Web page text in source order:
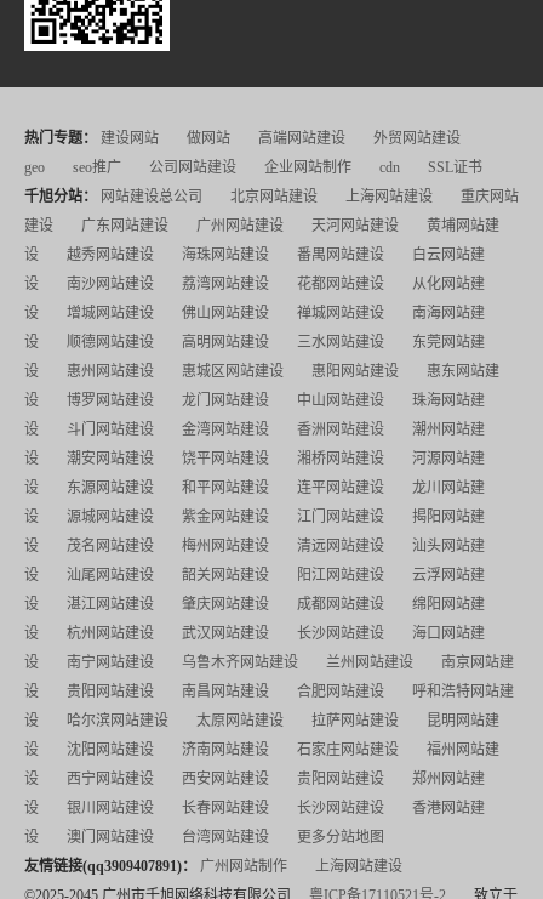
热门专题： 建设网站 做网站 高端网站建设
外贸网站建设
geo
seo推广 公司网站建设 企业网站制作 cdn
SSL证书
千旭分站：
网站建设总公司 北京网站建设 上海网站建设
重庆网站
建设
广东网站建设 广州网站建设 天河网站建设
黄埔网站建
设
越秀网站建设 海珠网站建设 番禺网站建设
白云网站建
设
南沙网站建设 荔湾网站建设 花都网站建设
从化网站建
设
增城网站建设 佛山网站建设 禅城网站建设
南海网站建
设
顺德网站建设 高明网站建设 三水网站建设
东莞网站建
设
惠州网站建设 惠城区网站建设 惠阳网站建设
惠东网站建
设
博罗网站建设 龙门网站建设 中山网站建设
珠海网站建
设
斗门网站建设 金湾网站建设 香洲网站建设
潮州网站建
设
潮安网站建设 饶平网站建设 湘桥网站建设
河源网站建
设
东源网站建设 和平网站建设 连平网站建设
龙川网站建
设
源城网站建设 紫金网站建设 江门网站建设
揭阳网站建
设
茂名网站建设 梅州网站建设 清远网站建设
汕头网站建
设
汕尾网站建设 韶关网站建设 阳江网站建设
云浮网站建
设
湛江网站建设 肇庆网站建设 成都网站建设
绵阳网站建
设
杭州网站建设 武汉网站建设 长沙网站建设
海口网站建
设
南宁网站建设 乌鲁木齐网站建设 兰州网站建设
南京网站建
设
贵阳网站建设 南昌网站建设 合肥网站建设
呼和浩特网站建
设
哈尔滨网站建设 太原网站建设 拉萨网站建设
昆明网站建
设
沈阳网站建设 济南网站建设 石家庄网站建设
福州网站建
设
西宁网站建设 西安网站建设 贵阳网站建设
郑州网站建
设
银川网站建设 长春网站建设 长沙网站建设
香港网站建
设
澳门网站建设 台湾网站建设
更多分站地图
友情链接(qq3909407891)：
广州网站制作
上海网站建设
©2025-2045 广州市千旭网络科技有限公司
粤ICP备17110521号-2 致立于